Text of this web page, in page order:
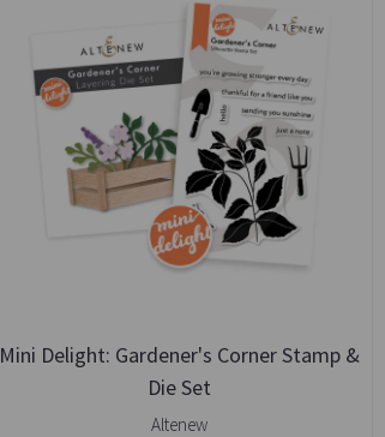
Mini Delight: Gardener's Corner Stamp &
Die Set
Altenew